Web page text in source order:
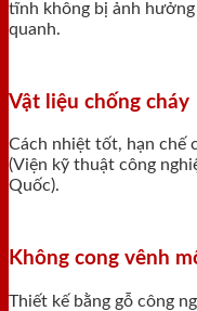
tĩnh không bị ảnh
quanh.
Vật liệu chống cháy
Cách nhiệt tốt, hạn chế
(Viện kỹ thuật công
Quốc).
Không cong vênh
Thiết kế bằng gỗ công